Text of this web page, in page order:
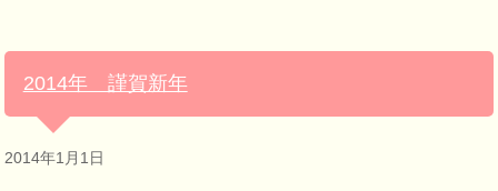
2014年 謹賀新年
2014年1月1日